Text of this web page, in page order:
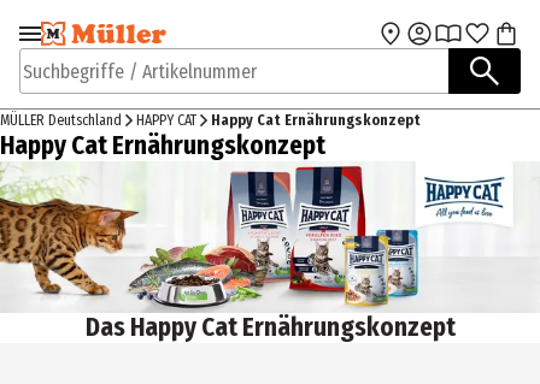
Zur Navigation
springen
Zum Hauptinhalt
Suchbegriffe / Artikelnummer
MÜLLER Deutschland HAPPY CAT Happy Cat Ernährungskonzept
Happy Cat Ernährungskonzept
Das Happy Cat Ernährungskonzept